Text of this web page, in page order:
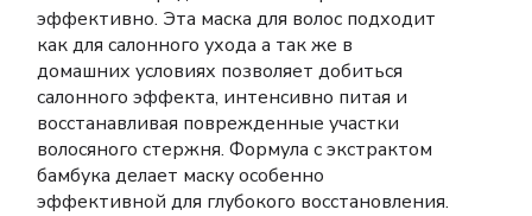
эффективно. Эта маска для волос подходит
как для салонного ухода а так же в
домашних условиях позволяет добиться
салонного эффекта, интенсивно питая и
восстанавливая поврежденные участки
волосяного стержня. Формула с экстрактом
бамбука делает маску особенно
эффективной для глубокого восстановления.